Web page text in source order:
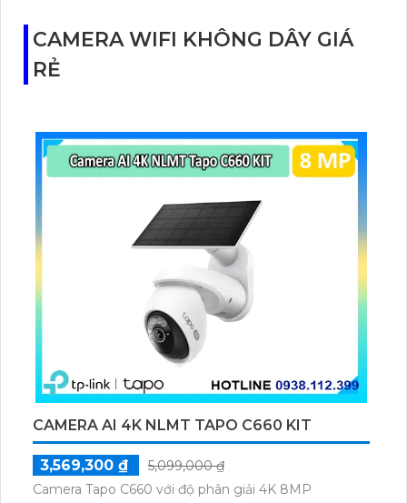
lưu lượng dữ liệu lớn hoặc kết nối nhiều thiết bị cùng
một lúc. Đặc biệt, hai cổng SFP được tích hợp trên
sản phẩm giúp kết nối linh hoạt với các thiết bị khác
cao và ổn định.
CAMERA WIFI KHÔNG DÂY GIÁ
RẺ
CAMERA AI 4K NLMT TAPO C660 KIT
3,569,300 ₫
5,099,000 ₫
Camera Tapo C660 với độ phân giải 4K 8MP